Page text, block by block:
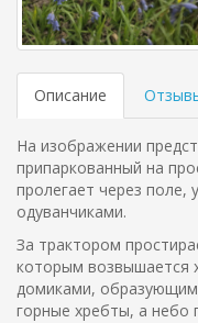
Описание
На изображении
припаркованный на
пролегает через поле,
одуванчиками.
За трактором
которым возвышается
домиками,
горные хребты, а небо